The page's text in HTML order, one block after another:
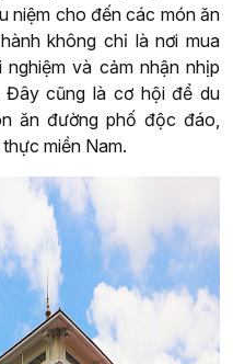
niệm cho đến các món ăn
không chỉ là nơi mua
và cảm nhận nhịp
Đây cũng là cơ hội để du
ăn đường phố độc đáo,
miền Nam.